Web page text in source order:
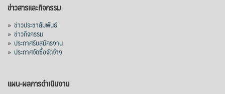
ข่าวสารและกิจกรรม
» ข่าวประชาสัมพันธ์
» ข่าวกิจกรรม
» ประกาศรับสมัครงาน
» ประกาศจัดซื้อจัดจ้าง
แผน-ผลการดำเนินงาน